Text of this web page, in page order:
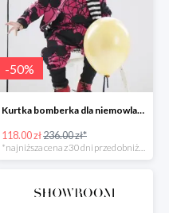
-50%
Kurtka bomberka dla niemowlaka Myszka -50%
118.00 zł236.00 zł*